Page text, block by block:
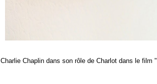
Charlie Chaplin dans son rôle de Charlot dans le film "